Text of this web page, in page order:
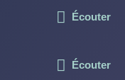
Écouter
Écouter